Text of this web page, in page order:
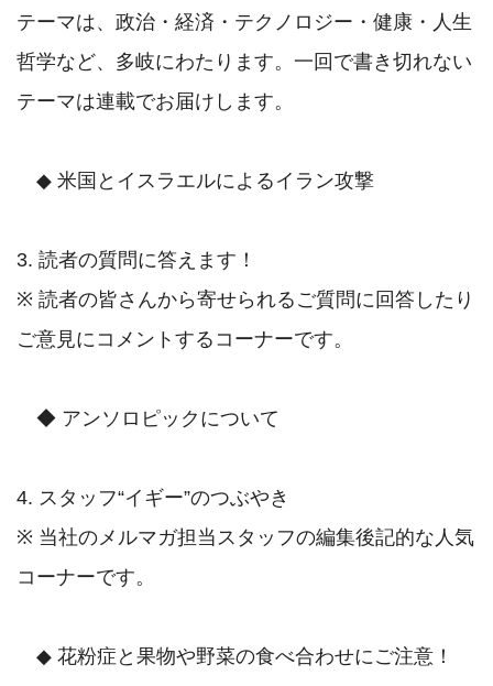
テーマは、政治・経済・テクノロジー・健康・人生
哲学など、多岐にわたります。一回で書き切れない
テーマは連載でお届けします。
◆ 米国とイスラエルによるイラン攻撃
3. 読者の質問に答えます！
※ 読者の皆さんから寄せられるご質問に回答したり
ご意見にコメントするコーナーです。
◆ アンソロピックについて
4. スタッフ“イギー”のつぶやき
※ 当社のメルマガ担当スタッフの編集後記的な人気
コーナーです。
◆ 花粉症と果物や野菜の食べ合わせにご注意！